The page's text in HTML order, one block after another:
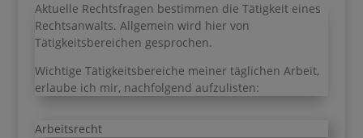
Aktuelle Rechtsfragen bestimmen die Tätigkeit eines
Rechtsanwalts. Allgemein wird hier von
Tätigkeitsbereichen gesprochen.
Wichtige Tätigkeitsbereiche meiner täglichen Arbeit,
erlaube ich mir, nachfolgend aufzulisten:
Arbeitsrecht